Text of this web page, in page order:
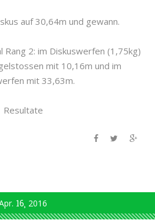
auf 30,64m und gewann.
Rang 2: im Diskuswerfen (1,75kg)
mit 10,16m und im
mit 33,63m.
Resultate
16 2016